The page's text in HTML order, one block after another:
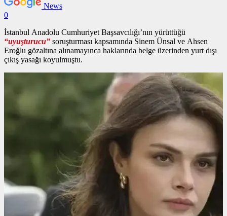
News
0
İstanbul Anadolu Cumhuriyet Başsavcılığı’nın yürüttüğü
“uyuşturucu” soruşturması kapsamında Sinem Ünsal ve Ahsen
Eroğlu gözaltına alınamayınca haklarında belge üzerinden yurt dışı
çıkış yasağı koyulmuştu.